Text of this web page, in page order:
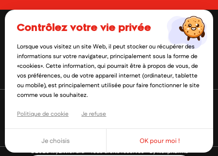
contact@mylittlepara.com
01 85 09 61 52
©2026 MyLittlePara - Tous droits réservés -By Itekpharma
contrôlez votre vie privée
Lorsque vous visitez un site Web, il peut stocker ou récupérer des
informations sur votre navigateur, principalement sous la forme de
«cookies». Cette information, qui pourrait être à propos de vous, de
vos préférences, ou de votre appareil internet (ordinateur, tablette
ou mobile), est principalement utilisée pour faire fonctionner le site
comme vous le souhaitez.
Politique de cookie Je refuse
Je choisis OK pour moi !